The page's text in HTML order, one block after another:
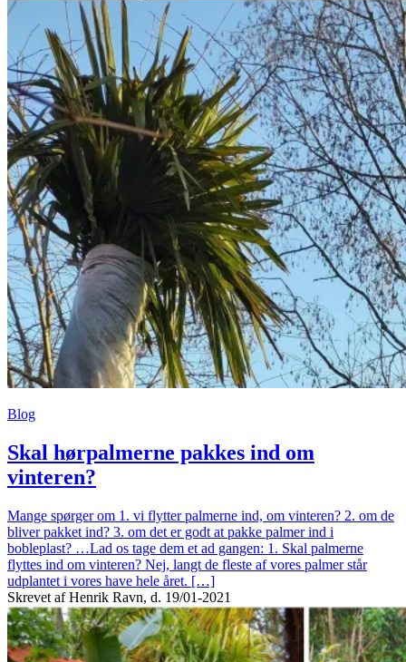
Blog
Skal hørpalmerne pakkes ind om
vinteren?
Mange spørger om 1. vi flytter palmerne ind, om vinteren? 2. om de
bliver pakket ind? 3. om det er godt at pakke palmer ind i
bobleplast? …Lad os tage dem et ad gangen: 1. Skal palmerne
flyttes ind om vinteren? Nej, langt de fleste af vores palmer står
udplantet i vores have hele året. […]
Skrevet af Henrik Ravn, d. 19/01-2021